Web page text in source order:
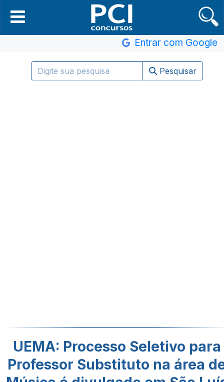
Entrar com Google
Pesquisar
UEMA: Processo Seletivo para
Professor Substituto na área